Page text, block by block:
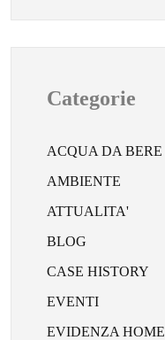
Categorie
ACQUA DA BERE
AMBIENTE
ATTUALITA'
BLOG
CASE HISTORY
EVENTI
EVIDENZA HOME